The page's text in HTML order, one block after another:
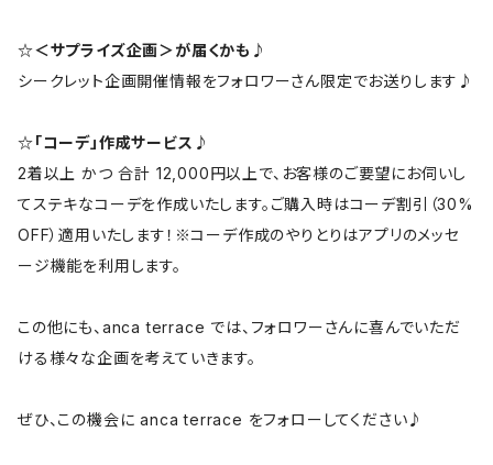
☆＜サプライズ企画＞が届くかも♪
シークレット企画開催情報をフォロワーさん限定でお送りします♪
☆「コーデ」作成サービス♪
2着以上 かつ 合計 12,000円以上で、お客様のご要望にお伺いし
てステキなコーデを作成いたします。ご購入時はコーデ割引（30%
OFF）適用いたします！※コーデ作成のやりとりはアプリのメッセ
ージ機能を利用します。
この他にも、anca terrace では、フォロワーさんに喜んでいただ
ける様々な企画を考えていきます。
ぜひ、この機会に anca terrace をフォローしてください♪